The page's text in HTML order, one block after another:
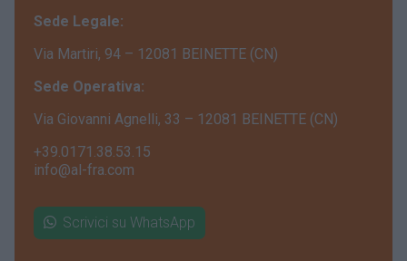
Sede Legale:
Via Martiri, 94 – 12081 BEINETTE (CN)
Sede Operativa:
Via Giovanni Agnelli, 33 – 12081 BEINETTE (CN)
+39.0171.38.53.15
info@al-fra.com
Scrivici su WhatsApp